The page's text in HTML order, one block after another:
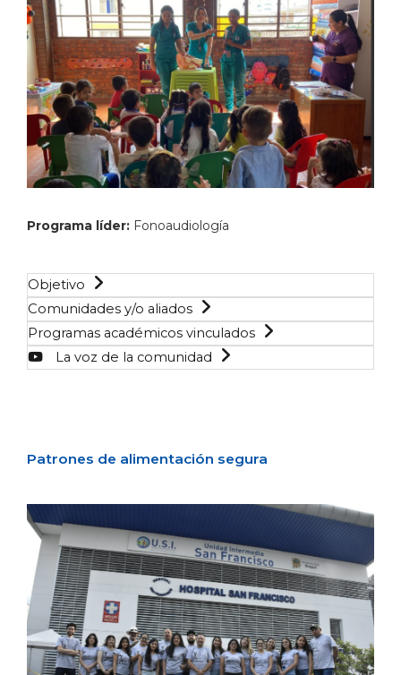
Programa líder: Fonoaudiología
Objetivo
Comunidades y/o aliados
Programas académicos vinculados
La voz de la comunidad
Patrones de alimentación segura